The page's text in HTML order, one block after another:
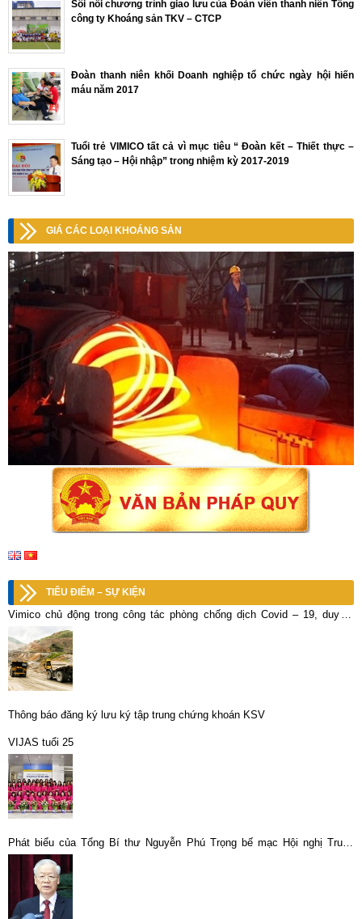
Sôi nổi chương trình giao lưu của Đoàn viên thanh niên Tổng
công ty Khoáng sản TKV – CTCP
Đoàn thanh niên khối Doanh nghiệp tổ chức ngày hội hiến
máu năm 2017
Tuổi trẻ VIMICO tất cả vì mục tiêu “ Đoàn kết – Thiết thực –
Sáng tạo – Hội nhập” trong nhiệm kỳ 2017-2019
GIÁ CÁC LOẠI KHOÁNG SẢN
TIÊU ĐIỂM – SỰ KIỆN
Vimico chủ động trong công tác phòng chống dịch Covid – 19, duy trì
SXKD ổn định
Thông báo đăng ký lưu ký tập trung chứng khoán KSV
VIJAS tuổi 25
Phát biểu của Tổng Bí thư Nguyễn Phú Trọng bế mạc Hội nghị Trung
ương giữa nhiệm kỳ